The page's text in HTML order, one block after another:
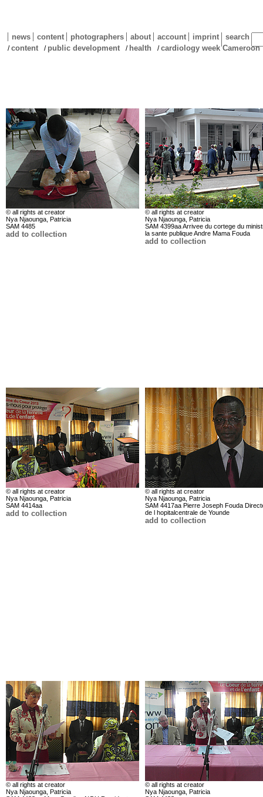
news content photographers about account imprint search
/content / public development / health /cardiology week Cameroon
© all rights at creator
Nya Njaounga, Patricia
SAM 4485
add to collection
© all rights at creator
Nya Njaounga, Patricia
SAM 4399aa Arrivee du cortege du
la sante publique Andre Mama Fouda
add to collection
© all rights at creator
Nya Njaounga, Patricia
SAM 4414aa
add to collection
© all rights at creator
Nya Njaounga, Patricia
SAM 4417aa Pierre Joseph Fouda
de l hopitalcentrale de Younde
add to collection
© all rights at creator
Nya Njaounga, Patricia
© all rights at creator
Nya Njaounga, Patricia